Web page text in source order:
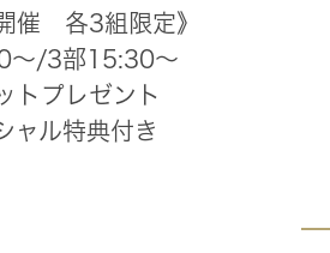
催 各3組限定》
/3部15:30～
トプレゼント
ャル特典付き